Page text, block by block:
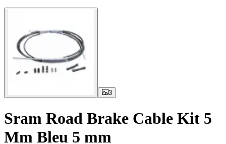
3
Sram Road Brake Cable Kit 5
Mm Bleu 5 mm